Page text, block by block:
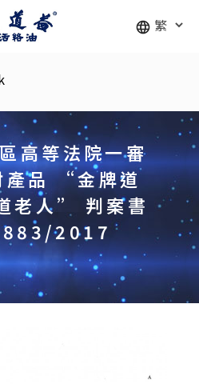
高等法院一審
產品 “金牌道
人” 判案書
2017